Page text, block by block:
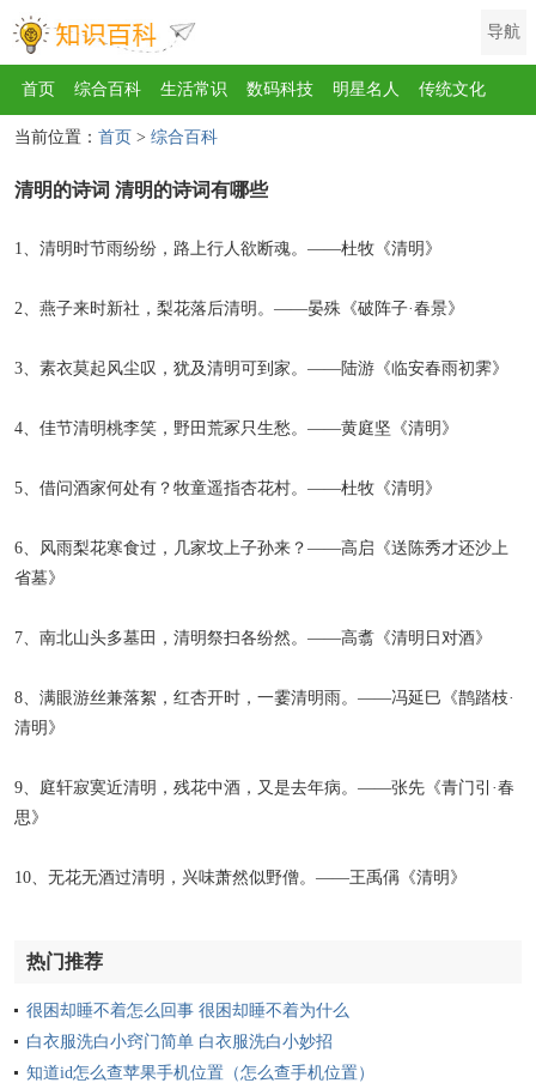
导航
首页 综合百科 生活常识 数码科技 明星名人 传统文化
互联网 健康 影视 美食
运动 游戏 家电 地理 房产
歌曲 动物 植物
当前位置： 首页 > 综合百科
清明的诗词 清明的诗词有哪些
1、清明时节雨纷纷，路上行人欲断魂。——杜牧《清明》
2、燕子来时新社，梨花落后清明。——晏殊《破阵子·春景》
3、素衣莫起风尘叹，犹及清明可到家。——陆游《临安春雨初霁》
4、佳节清明桃李笑，野田荒冢只生愁。——黄庭坚《清明》
5、借问酒家何处有？牧童遥指杏花村。——杜牧《清明》
6、风雨梨花寒食过，几家坟上子孙来？——高启《送陈秀才还沙上
省墓》
7、南北山头多墓田，清明祭扫各纷然。——高翥《清明日对酒》
8、满眼游丝兼落絮，红杏开时，一霎清明雨。——冯延巳《鹊踏枝·
清明》
9、庭轩寂寞近清明，残花中酒，又是去年病。——张先《青门引·春
思》
10、无花无酒过清明，兴味萧然似野僧。——王禹偁《清明》
热门推荐
很困却睡不着怎么回事 很困却睡不着为什么
白衣服洗白小窍门简单 白衣服洗白小妙招
知道id怎么查苹果手机位置（怎么查手机位置）